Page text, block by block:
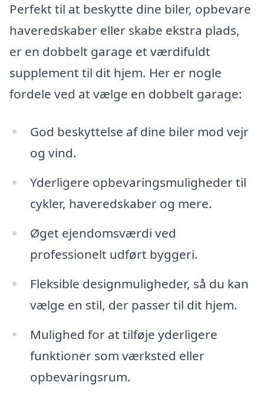
Perfekt til at beskytte dine biler, opbevare
haveredskaber eller skabe ekstra plads,
er en dobbelt garage et værdifuldt
supplement til dit hjem. Her er nogle
fordele ved at vælge en dobbelt garage:
God beskyttelse af dine biler mod vejr
og vind.
Yderligere opbevaringsmuligheder til
cykler, haveredskaber og mere.
Øget ejendomsværdi ved
professionelt udført byggeri.
Fleksible designmuligheder, så du kan
vælge en stil, der passer til dit hjem.
Mulighed for at tilføje yderligere
funktioner som værksted eller
opbevaringsrum.